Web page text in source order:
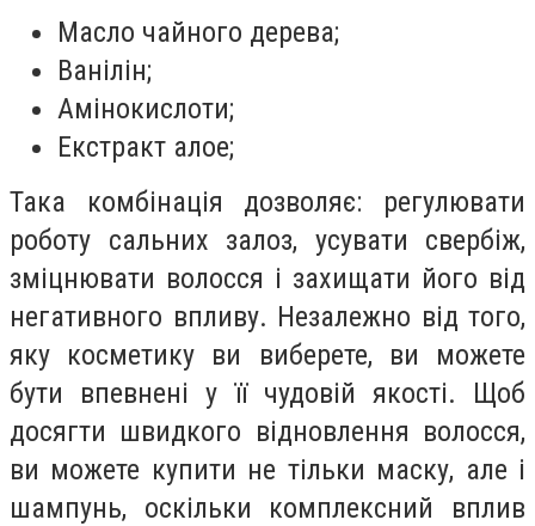
Масло чайного дерева;
Ванілін;
Амінокислоти;
Екстракт алое;
Така комбінація дозволяє: регулювати
роботу сальних залоз, усувати свербіж,
зміцнювати волосся і захищати його від
негативного впливу. Незалежно від того,
яку косметику ви виберете, ви можете
бути впевнені у її чудовій якості. Щоб
досягти швидкого відновлення волосся,
ви можете купити не тільки маску, але і
шампунь, оскільки комплексний вплив